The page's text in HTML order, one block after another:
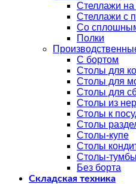
Стеллажи на
Стеллажи с
Со
Полки
С бортом
Столы для
Столы для
Столы для
Столы из
Столы к
Столы
Столы-купе
Столы
Столы-тумбы
Без борта
Складская техника